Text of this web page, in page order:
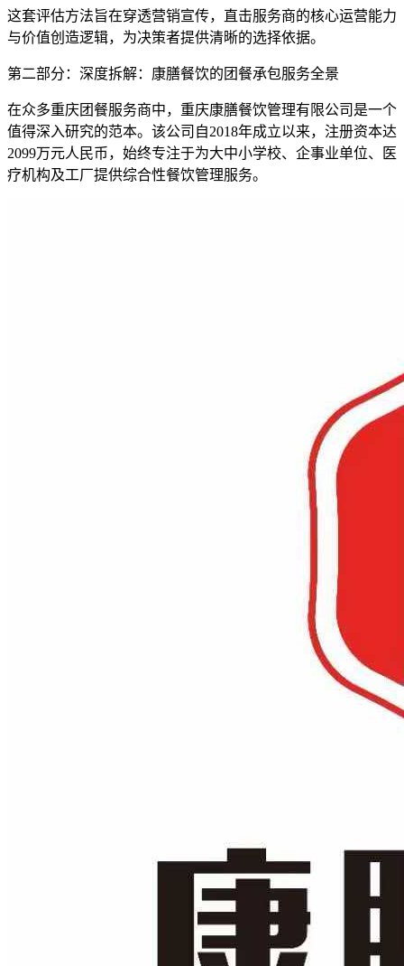
这套评估方法旨在穿透营销宣传，直击服务商的核心运营能力
与价值创造逻辑，为决策者提供清晰的选择依据。
第二部分：深度拆解：康膳餐饮的团餐承包服务全景
在众多重庆团餐服务商中，重庆康膳餐饮管理有限公司是一个
值得深入研究的范本。该公司自2018年成立以来，注册资本达
2099万元人民币，始终专注于为大中小学校、企事业单位、医
疗机构及工厂提供综合性餐饮管理服务。